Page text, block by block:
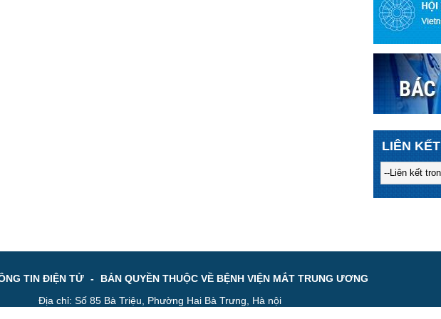
LIÊN KẾT
TIN ĐIỆN TỬ -
BẢN QUYỀN THUỘC VỀ BỆNH VIỆN MẮT TRUNG ƯƠNG
Địa chỉ: Số 85 Bà Triệu, Phường Hai Bà Trưng, Hà nội